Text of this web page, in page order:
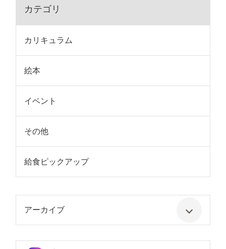
カテゴリ
カリキュラム
絵本
イベント
その他
給食ピックアップ
アーカイブ